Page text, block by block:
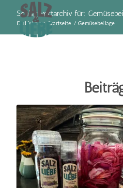
Schlagwortarchiv für:
Du bist hier: Startseite / Gemüsebeilage